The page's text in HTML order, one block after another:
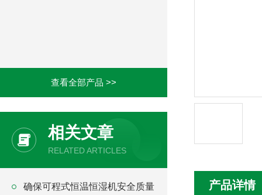
查看全部产品 >>
相关文章
RELATED ARTICLES
确保可程式恒温恒湿机安全质量
产品详情